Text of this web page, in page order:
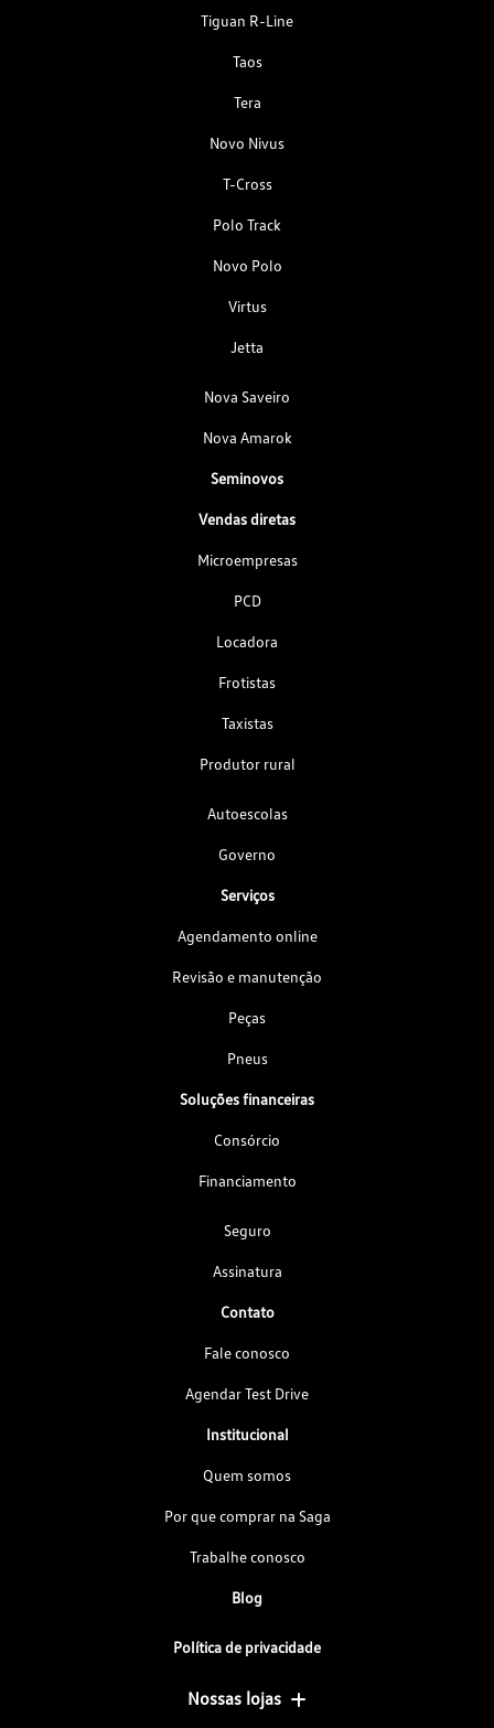
Tiguan R-Line
Taos
Tera
Novo Nivus
T-Cross
Polo Track
Novo Polo
Virtus
Jetta
Nova Saveiro
Nova Amarok
Seminovos
Vendas diretas
Microempresas
PCD
Locadora
Frotistas
Taxistas
Produtor rural
Autoescolas
Governo
Serviços
Agendamento online
Revisão e manutenção
Peças
Pneus
Soluções financeiras
Consórcio
Financiamento
Seguro
Assinatura
Contato
Fale conosco
Agendar Test Drive
Institucional
Quem somos
Por que comprar na Saga
Trabalhe conosco
Blog
Política de privacidade
Nossas lojas